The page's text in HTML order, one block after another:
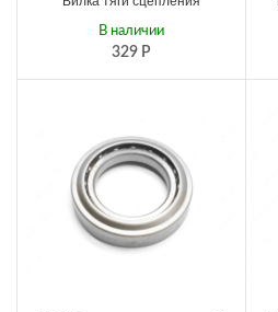
329 Р
В наличии